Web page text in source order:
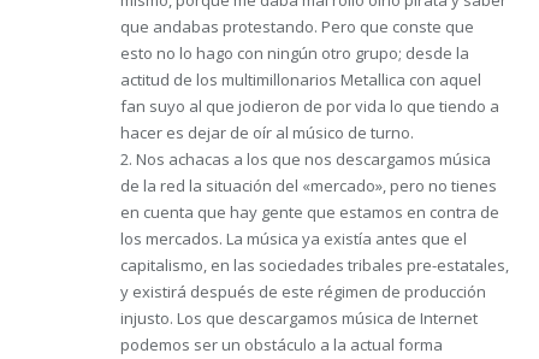
que andabas protestando. Pero que conste que
esto no lo hago con ningún otro grupo; desde la
actitud de los multimillonarios Metallica con aquel
fan suyo al que jodieron de por vida lo que tiendo a
hacer es dejar de oír al músico de turno.
2. Nos achacas a los que nos descargamos música
de la red la situación del «mercado», pero no tienes
en cuenta que hay gente que estamos en contra de
los mercados. La música ya existía antes que el
capitalismo, en las sociedades tribales pre-estatales,
y existirá después de este régimen de producción
injusto. Los que descargamos música de Internet
podemos ser un obstáculo a la actual forma